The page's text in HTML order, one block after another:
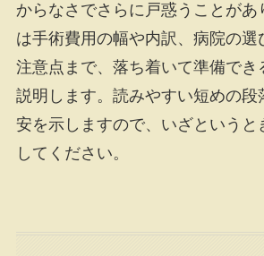
からなさでさらに戸惑うことがあ
は手術費用の幅や内訳、病院の選
注意点まで、落ち着いて準備でき
説明します。読みやすい短めの段
安を示しますので、いざというと
してください。